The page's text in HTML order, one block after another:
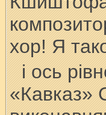
хор! Я
і ось
«Кавказ»